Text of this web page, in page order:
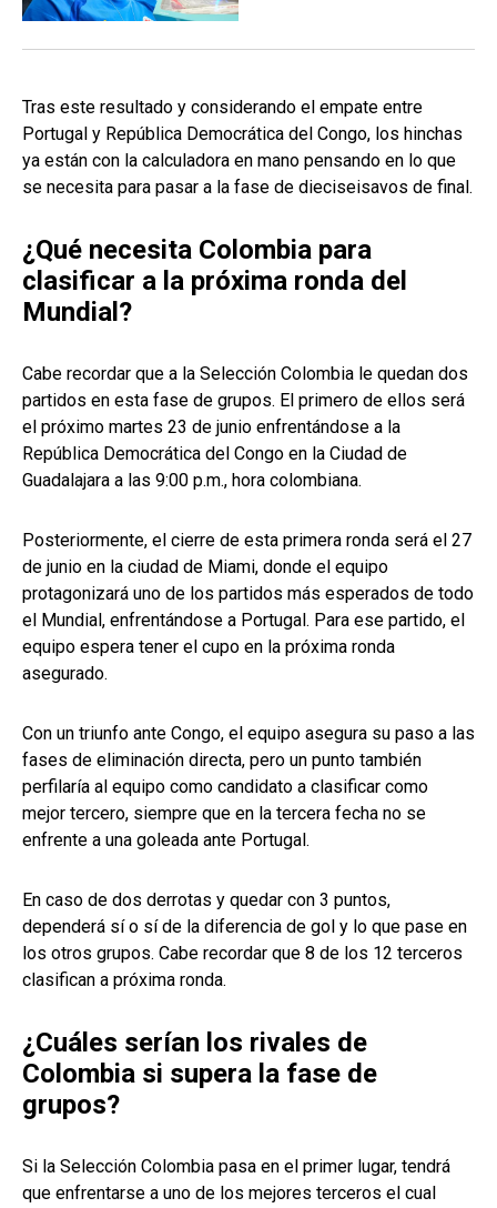
Tras este resultado y considerando el empate entre
Portugal y República Democrática del Congo, los hinchas
ya están con la calculadora en mano pensando en lo que
se necesita para pasar a la fase de dieciseisavos de final.
¿Qué necesita Colombia para
clasificar a la próxima ronda del
Mundial?
Cabe recordar que a la Selección Colombia le quedan dos
partidos en esta fase de grupos. El primero de ellos será
el próximo martes 23 de junio enfrentándose a la
República Democrática del Congo en la Ciudad de
Guadalajara a las 9:00 p.m., hora colombiana.
Posteriormente, el cierre de esta primera ronda será el 27
de junio en la ciudad de Miami, donde el equipo
protagonizará uno de los partidos más esperados de todo
el Mundial, enfrentándose a Portugal. Para ese partido, el
equipo espera tener el cupo en la próxima ronda
asegurado.
Con un triunfo ante Congo, el equipo asegura su paso a las
fases de eliminación directa, pero un punto también
perfilaría al equipo como candidato a clasificar como
mejor tercero, siempre que en la tercera fecha no se
enfrente a una goleada ante Portugal.
En caso de dos derrotas y quedar con 3 puntos,
dependerá sí o sí de la diferencia de gol y lo que pase en
los otros grupos. Cabe recordar que 8 de los 12 terceros
clasifican a próxima ronda.
¿Cuáles serían los rivales de
Colombia si supera la fase de
grupos?
Si la Selección Colombia pasa en el primer lugar, tendrá
que enfrentarse a uno de los mejores terceros el cual